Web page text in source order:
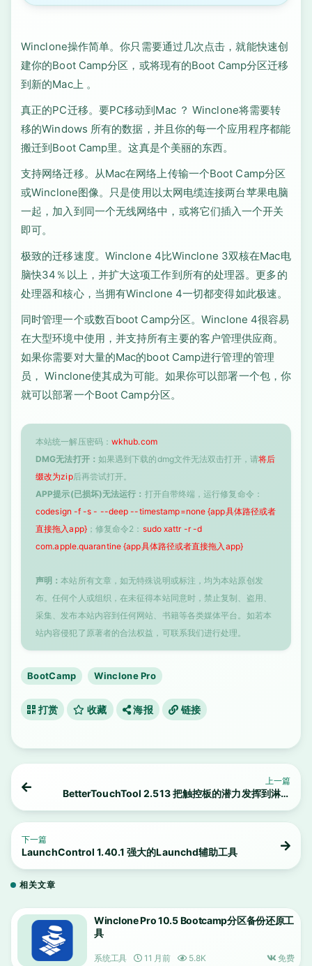
Winclone操作简单。你只需要通过几次点击，就能快速创
建你的Boot Camp分区，或将现有的Boot Camp分区迁移
到新的Mac上 。
真正的PC迁移。要PC移动到Mac ？ Winclone将需要转
移的Windows 所有的数据，并且你的每一个应用程序都能
搬迁到Boot Camp里。这真是个美丽的东西。
支持网络迁移。从Mac在网络上传输一个Boot Camp分区
或Winclone图像。只是使用以太网电缆连接两台苹果电脑
一起，加入到同一个无线网络中，或将它们插入一个开关
即可。
极致的迁移速度。Winclone 4比Winclone 3双核在Mac电
脑快34％以上，并扩大这项工作到所有的处理器。更多的
处理器和核心，当拥有Winclone 4一切都变得如此极速。
同时管理一个或数百boot Camp分区。Winclone 4很容易
在大型环境中使用，并支持所有主要的客户管理供应商。
如果你需要对大量的Mac的boot Camp进行管理的管理
员， Winclone使其成为可能。如果你可以部署一个包，你
就可以部署一个Boot Camp分区。
本站统一解压密码： wkhub.com
DMG无法打开： 如果遇到下载的dmg文件无法双击打开，请将后
缀改为zip后再尝试打开。
APP提示(已损坏)无法运行： 打开自带终端，运行修复命令：
codesign -f -s - --deep --timestamp=none {app具体路径或者
直接拖入app}；修复命令2： sudo xattr -r -d
com.apple.quarantine {app具体路径或者直接拖入app}
声明：本站所有文章，如无特殊说明或标注，均为本站原创发
布。任何个人或组织，在未征得本站同意时，禁止复制、盗用、
采集、发布本站内容到任何网站、书籍等各类媒体平台。如若本
站内容侵犯了原著者的合法权益，可联系我们进行处理。
BootCamp Winclone Pro
打赏 收藏 海报 链接
上一篇
BetterTouchTool 2.513 把触控板的潜力发挥到淋漓
下一篇
LaunchControl 1.40.1 强大的Launchd辅助工具
相关文章
Winclone Pro 10.5 Bootcamp分区备份还原工
具
系统工具 11 月前 5.8K 免费